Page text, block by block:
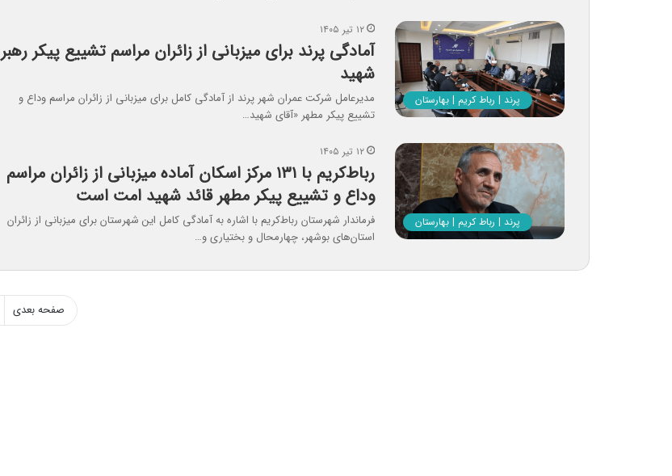
پرند | رباط کریم | بهارستان
۱۲ تیر ۱۴۰۵
آمادگی پرند برای میزبانی از زائران مراسم تشییع پیکر رهبر
شهید
مدیرعامل شرکت عمران شهر پرند از آمادگی کامل برای میزبانی از زائران مراسم وداع و
تشییع پیکر مطهر «آقای شهید…
پرند | رباط کریم | بهارستان
۱۲ تیر ۱۴۰۵
رباط‌کریم با ۱۳۱ مرکز اسکان آماده میزبانی از زائران مراسم
وداع و تشییع پیکر مطهر قائد شهید امت است
فرماندار شهرستان رباط‌کریم با اشاره به آمادگی کامل این شهرستان برای میزبانی از زائران
استان‌های بوشهر، چهارمحال و بختیاری و…
صفحه بعدی